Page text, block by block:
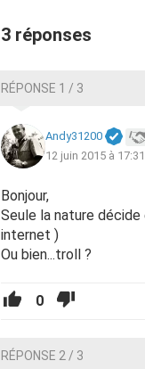
3 réponses
RÉPONSE 1 / 3
Andy31200
12 juin 2015 à 17:31
Bonjour,
Seule la nature
internet )
Ou bien...troll ?
0
RÉPONSE 2 / 3